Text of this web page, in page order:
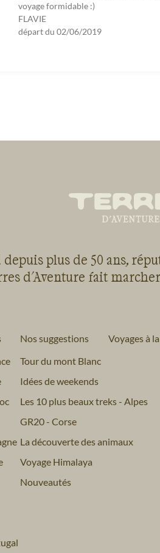
voyage formidable :)
FLAVIE
départ du 02/06/2019
plus de 50 ans,
d'Aventure fait
Nos suggestions
Tour du mont Blanc
Idées de weekends
Les 10 plus beaux treks - Alpes
GR20 - Corse
La découverte des animaux
Voyage Himalaya
Nouveautés
Voyages à